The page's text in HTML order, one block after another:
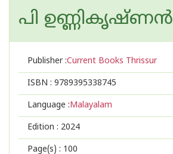
പി ഉണ്ണികൃഷ്ണൻ
Publisher :Current Books Thrissur
ISBN : 9789395338745
Language :Malayalam
Edition : 2024
Page(s) : 100